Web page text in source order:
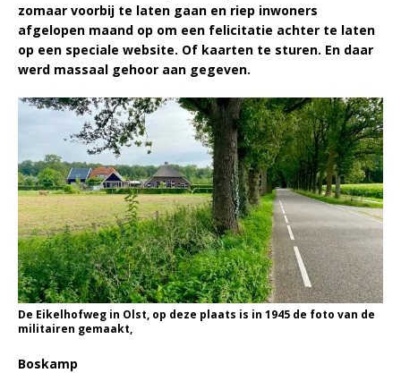
zomaar voorbij te laten gaan en riep inwoners
afgelopen maand op om een felicitatie achter te laten
op een speciale website. Of kaarten te sturen. En daar
werd massaal gehoor aan gegeven.
De Eikelhofweg in Olst, op deze plaats is in 1945 de foto van de
militairen gemaakt,
Boskamp